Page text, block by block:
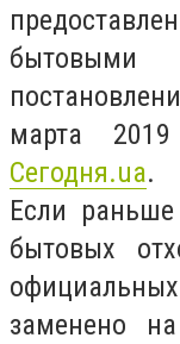
бытовыми
марта
Сегодня.ua.
Если
бытовых
заменено